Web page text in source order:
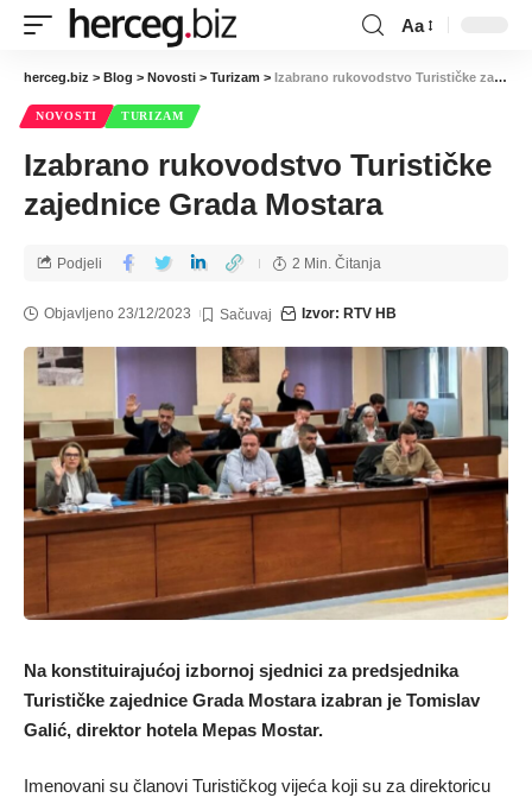
Aa
herceg.biz > Blog > Novosti > Turizam > Izabrano rukovodstvo Turističke zajednice Grada Mostara
NOVOSTI TURIZAM
Izabrano rukovodstvo Turističke
zajednice Grada Mostara
Objavljeno 23/12/2023 Izvor: RTV HB
Podjeli 2 Min. Čitanja
Na konstituirajućoj izbornoj sjednici za predsjednika
Turističke zajednice Grada Mostara izabran je Tomislav
Galić, direktor hotela Mepas Mostar.
Imenovani su članovi Turističkog vijeća koji su za direktoricu